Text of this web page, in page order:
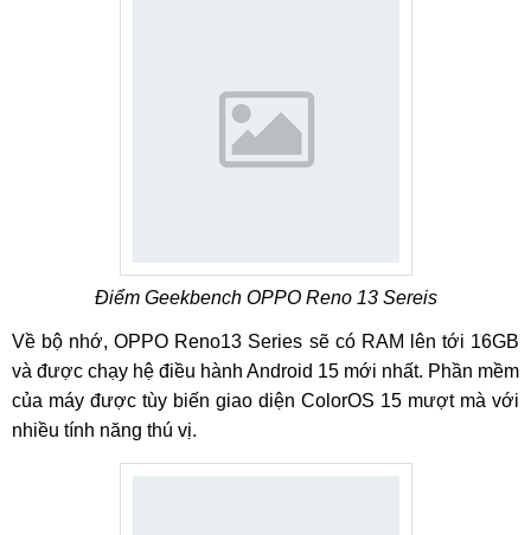
Điểm Geekbench OPPO Reno 13 Sereis
Về bộ nhớ, OPPO Reno13 Series sẽ có RAM lên tới 16GB
và được chạy hệ điều hành Android 15 mới nhất. Phần mềm
của máy được tùy biến giao diện ColorOS 15 mượt mà với
nhiều tính năng thú vị.